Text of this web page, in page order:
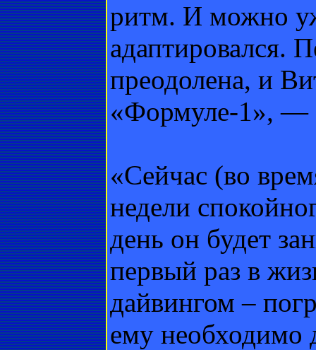
ритм. И можно
адаптировался.
преодолена, и
«Формуле-1», —
«Сейчас (во
недели
день он будет
первый раз в
дайвингом –
ему необходимо